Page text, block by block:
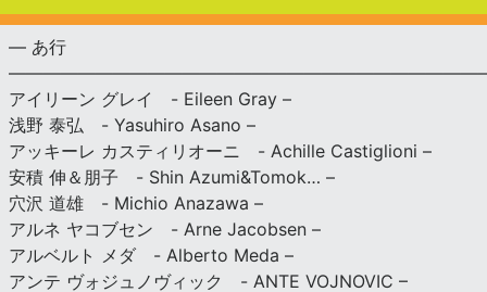
— あ行
アイリーン グレイ - Eileen Gray –
浅野 泰弘 - Yasuhiro Asano –
アッキーレ カスティリオーニ - Achille Castiglioni –
安積 伸＆朋子 - Shin Azumi&Tomok… –
穴沢 道雄 - Michio Anazawa –
アルネ ヤコブセン - Arne Jacobsen –
アルベルト メダ - Alberto Meda –
アンテ ヴォジュノヴィック - ANTE VOJNOVIC –